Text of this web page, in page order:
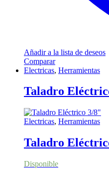
Añadir a la lista de deseos
Comparar
Electricas, Herramientas
Taladro
Electricas, Herramientas
Taladro
Disponible